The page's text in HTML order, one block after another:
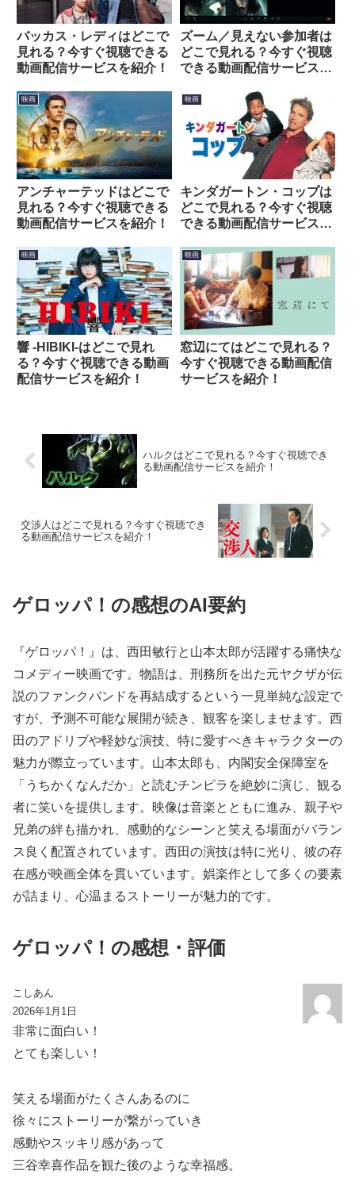
バッカス・レディはどこで
見れる？今すぐ視聴できる
動画配信サービスを紹介！
ズーム／見えない参加者は
どこで見れる？今すぐ視聴
できる動画配信サービスを
映画
アンチャーテッドはどこで
見れる？今すぐ視聴できる
動画配信サービスを紹介！
映画
キンダガートン・コップは
どこで見れる？今すぐ視聴
できる動画配信サービスを
映画
響 -HIBIKI-はどこで見れ
る？今すぐ視聴できる動画
配信サービスを紹介！
映画
窓辺にてはどこで見れる？
今すぐ視聴できる動画配信
サービスを紹介！
ハルクはどこで見れる？今すぐ視聴でき
る動画配信サービスを紹介！
交渉人はどこで見れる？今すぐ視聴でき
る動画配信サービスを紹介！
ゲロッパ！の感想のAI要約
『ゲロッパ！』は、西田敏行と山本太郎が活躍する痛快な
コメディー映画です。物語は、刑務所を出た元ヤクザが伝
説のファンクバンドを再結成するという一見単純な設定で
すが、予測不可能な展開が続き、観客を楽しませます。西
田のアドリブや軽妙な演技、特に愛すべきキャラクターの
魅力が際立っています。山本太郎も、内閣安全保障室を
「うちかくなんだか」と読むチンピラを絶妙に演じ、観る
者に笑いを提供します。映像は音楽とともに進み、親子や
兄弟の絆も描かれ、感動的なシーンと笑える場面がバラン
ス良く配置されています。西田の演技は特に光り、彼の存
在感が映画全体を貫いています。娯楽作として多くの要素
が詰まり、心温まるストーリーが魅力的です。
ゲロッパ！の感想・評価
こしあん
2026年1月1日
非常に面白い！
とても楽しい！
笑える場面がたくさんあるのに
徐々にストーリーが繋がっていき
感動やスッキリ感があって
三谷幸喜作品を観た後のような幸福感。